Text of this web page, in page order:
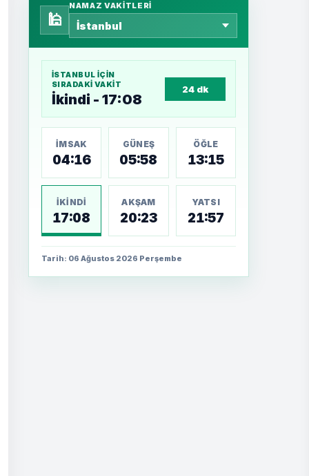
🕌
NAMAZ VAKITLERI
İSTANBUL IÇIN
SIRADAKI VAKIT
İkindi - 17:08
24 dk
İMSAK
04:16
GÜNEŞ
05:58
ÖĞLE
13:15
İKINDI
17:08
AKŞAM
20:23
YATSI
21:57
Tarih: 06 Ağustos 2026 Perşembe